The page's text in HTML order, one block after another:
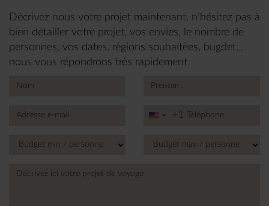
Décrivez nous votre projet maintenant, n’hésitez pas à
bien détailler votre projet, vos envies, le nombre de
personnes, vos dates, régions souhaitées, bugdet...
nous vous répondrons très rapidement
United
+1
+1